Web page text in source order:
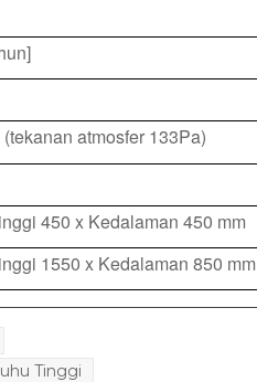
atmosfer 133Pa)
450 x Kedalaman 450 mm
1550 x Kedalaman 850 mm
Tinggi